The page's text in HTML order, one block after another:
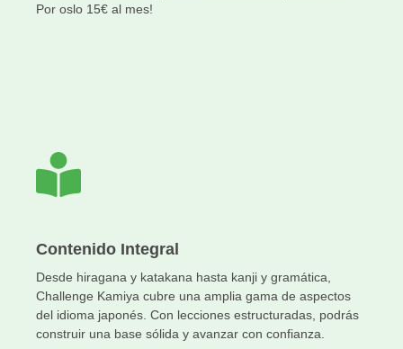
Por oslo 15€ al mes!
Contenido Integral
Desde hiragana y katakana hasta kanji y gramática,
Challenge Kamiya cubre una amplia gama de aspectos
del idioma japonés. Con lecciones estructuradas, podrás
construir una base sólida y avanzar con confianza.